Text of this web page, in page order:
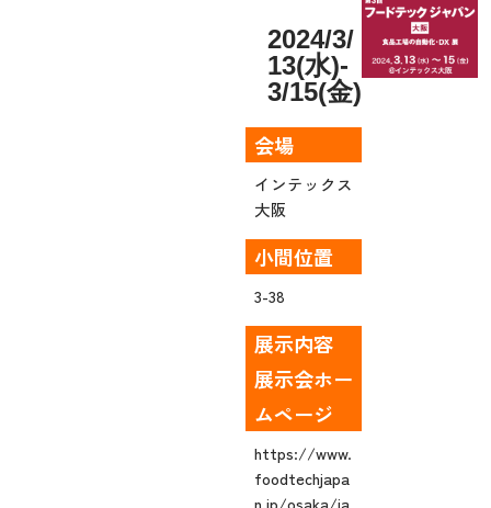
2024/3/
13(水)-
3/15(金)
会場
インテックス
大阪
小間位置
3-38
展示内容
展示会ホー
ムページ
https://www.
foodtechjapa
n.jp/osaka/ja